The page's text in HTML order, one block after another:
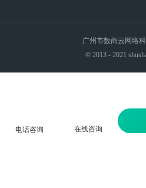
广州市数商云网络
© 2013 - 2021
电话咨询 在线咨询